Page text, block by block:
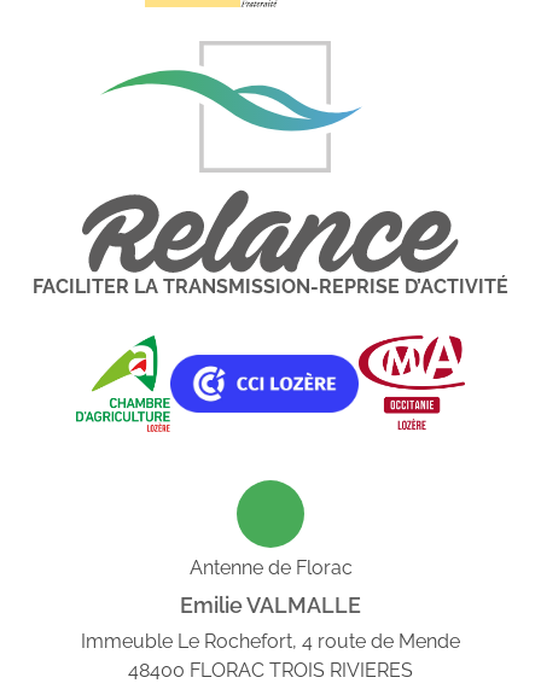
FACILITER LA TRANSMISSION-REPRISE D’ACTIVITÉ
Antenne de Florac
Emilie VALMALLE
Immeuble Le Rochefort, 4 route de Mende
48400 FLORAC TROIS RIVIERES